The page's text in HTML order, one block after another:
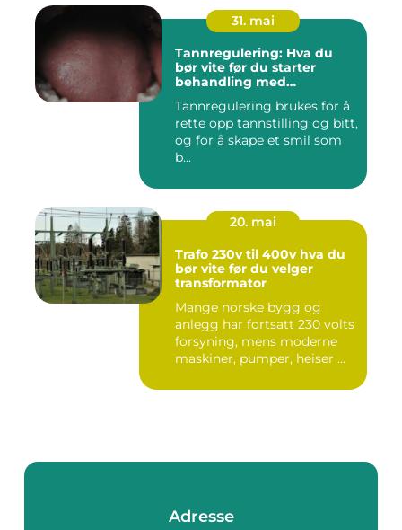
31. mai
Tannregulering: Hva du
bør vite før du starter
behandling med
Tannregulering brukes for å
rette opp tannstilling og bitt,
og for å skape et smil som
b...
20. mai
Trafo 230v til 400v hva du
bør vite før du velger
transformator
Mange norske bygg og
anlegg har fortsatt 230 volts
forsyning, mens moderne
maskiner, pumper, heiser ...
Adresse